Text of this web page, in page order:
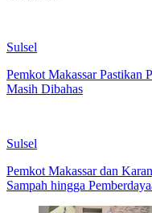
Sulsel
Pemkot Makassar Pastikan
Masih Dibahas
Sulsel
Pemkot Makassar dan
Sampah hingga